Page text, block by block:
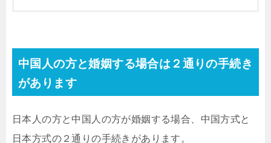
中国人の方と婚姻する場合は２通りの手続き
があります
日本人の方と中国人の方が婚姻する場合、中国方式と
日本方式の２通りの手続きがあります。